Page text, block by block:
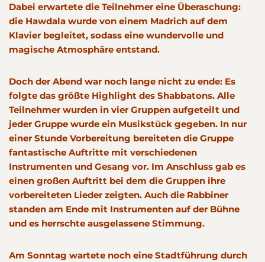
Dabei erwartete die Teilnehmer eine Überaschung:
die Hawdala wurde von einem Madrich auf dem
Klavier begleitet, sodass eine wundervolle und
magische Atmosphäre entstand.
Doch der Abend war noch lange nicht zu ende: Es
folgte das größte Highlight des Shabbatons. Alle
Teilnehmer wurden in vier Gruppen aufgeteilt und
jeder Gruppe wurde ein Musikstück gegeben. In nur
einer Stunde Vorbereitung bereiteten die Gruppe
fantastische Auftritte mit verschiedenen
Instrumenten und Gesang vor. Im Anschluss gab es
einen großen Auftritt bei dem die Gruppen ihre
vorbereiteten Lieder zeigten. Auch die Rabbiner
standen am Ende mit Instrumenten auf der Bühne
und es herrschte ausgelassene Stimmung.
Am Sonntag wartete noch eine Stadtführung durch